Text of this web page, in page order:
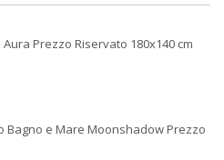
Prezzo Riservato 180x140 cm
Bagno e Mare Moonshadow Prezzo